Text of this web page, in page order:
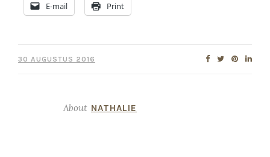
E-mail Print
30 AUGUSTUS 2016
About NATHALIE